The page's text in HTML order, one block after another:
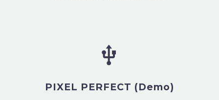


PIXEL PERFECT (Demo)